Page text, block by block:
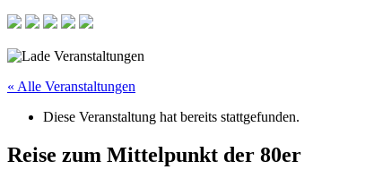
« Alle Veranstaltungen
Diese Veranstaltung hat bereits stattgefunden.
Reise zum Mittelpunkt der 80er